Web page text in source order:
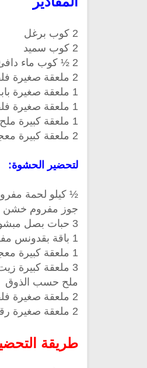
2 كوب برغل
2 كوب سميد
2 ½ كوب ماء دافئ
2 ملعقة صغيرة فلفل أحمر حار
1 ملعقة صغيرة بابريكا
1 ملعقة صغيرة فلفل أسود
1 ملعقة كبيرة ملح
2 ملعقة كبيرة معجون الطماطم
لتحضير الحشوة:
½ كيلو لحمة
جوز مفروم
3 حبات بصل مبشورة
1 باقة بقدونس مفروم ناعم
1 ملعقة كبيرة معجون طماطم
3 ملعقة كبيرة زيت زيتون
ملح حسب الذوق
2 ملعقة صغيرة فلفل أسود
2 ملعقة صغيرة رقائق فلفل أحمر حار
طريقة
تلاوة جديدة للشيخ مشاري
العفاسي تهتز لها القلوب
تلاوات منوعة